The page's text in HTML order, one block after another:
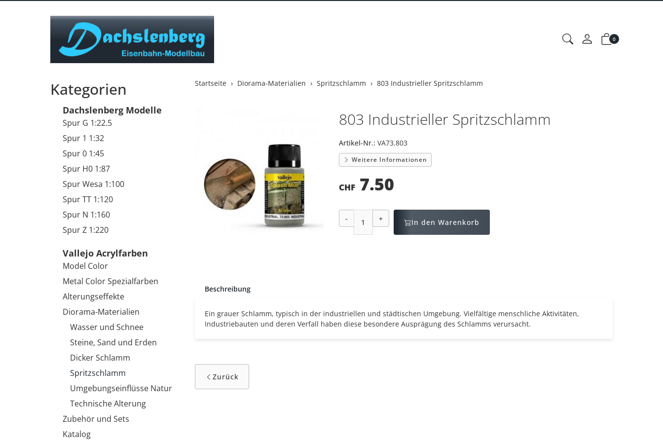
0
Startseite Diorama-Materialien Spritzschlamm 803 Industrieller Spritzschlamm
803 Industrieller Spritzschlamm
Artikel-Nr.: VA73.803
Weitere Informationen
CHF 7.50
- + In den Warenkorb
Beschreibung
Ein grauer Schlamm, typisch in der industriellen und städtischen Umgebung. Vielfältige menschliche Aktivitäten,
Industriebauten und deren Verfall haben diese besondere Ausprägung des Schlamms verursacht.
Zurück
Kategorien
Dachslenberg Modelle
Spur G 1:22.5
Spur 1 1:32
Spur 0 1:45
Spur H0 1:87
Spur Wesa 1:100
Spur TT 1:120
Spur N 1:160
Spur Z 1:220
Vallejo Acrylfarben
Model Color
Metal Color Spezialfarben
Alterungseffekte
Diorama-Materialien
Wasser und Schnee
Steine, Sand und Erden
Dicker Schlamm
Spritzschlamm
Umgebungseinflüsse Natur
Technische Alterung
Zubehör und Sets
Katalog